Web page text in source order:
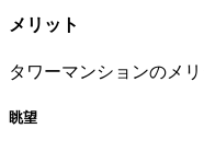
メリット
タワーマンションのメ
眺望